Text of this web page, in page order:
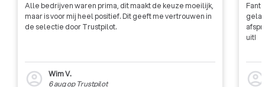
Alle bedrijven waren prima, dit maakt de keuze moeilijk,
maar is voor mij heel positief. Dit geeft me vertrouwen in
de selectie door Trustpilot.
account_circle
Wim V.
6 augop Trustpilot
uit!
account_circle